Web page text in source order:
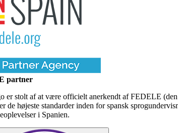
partner
er stolt af at være officielt anerkendt af FEDELE
de højeste standarder inden for spansk
i Spanien.